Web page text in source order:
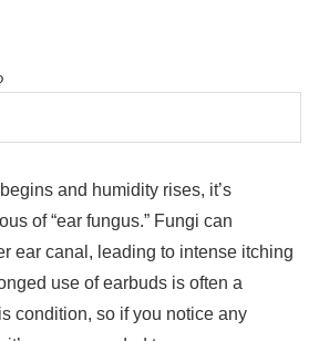
and humidity rises, it’s
of “ear fungus.” Fungi can
ear canal, leading to intense itching
use of earbuds is often a
condition, so if you notice any